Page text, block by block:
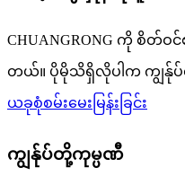
CHUANGRONG ကို စိတ်
တယ်။ ပိုမိုသိရှိလိုပါက ကျွ
ယခုစုံစမ်းမေးမြန်းခြင်း
ကျွန်ုပ်တို့ကုမ္ပဏီ